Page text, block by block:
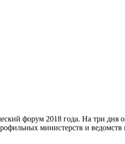
форум 2018 года. На три
министерств и ведомств